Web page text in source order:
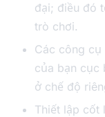
đại; điều đó
trò chơi.
Các công
của bạn cục
ở chế độ
Thiết lập cốt